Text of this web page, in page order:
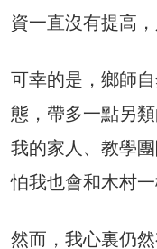
資一直沒有提高
可幸的是，鄉師
態，帶多一點另
我的家人、教學
怕我也會和木村一
然而，我心裏仍